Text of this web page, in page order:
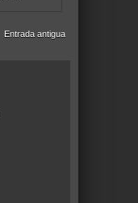
Entrada antigua